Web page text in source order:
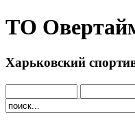
ТО
Харьковский